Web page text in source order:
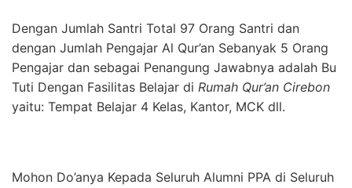
Dengan Jumlah Santri Total 97 Orang Santri dan
dengan Jumlah Pengajar Al Qur’an Sebanyak 5 Orang
Pengajar dan sebagai Penangung Jawabnya adalah Bu
Tuti Dengan Fasilitas Belajar di Rumah Qur’an Cirebon
yaitu: Tempat Belajar 4 Kelas, Kantor, MCK dll.
Mohon Do’anya Kepada Seluruh Alumni PPA di Seluruh